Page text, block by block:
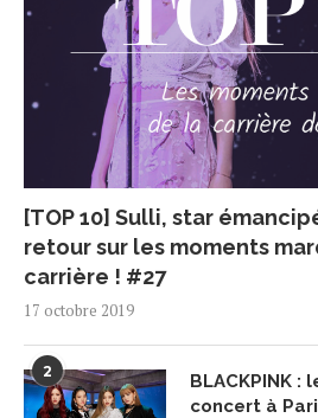
[TOP 10] Sulli, star
retour sur les moments
carrière ! #27
17 octobre 2019
2
BLACKPINK :
concert à